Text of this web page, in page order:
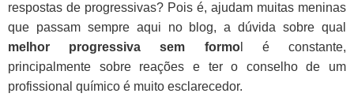
respostas de progressivas? Pois é, ajudam muitas meninas
que passam sempre aqui no blog, a dúvida sobre qual
melhor progressiva sem formol é constante,
principalmente sobre reações e ter o conselho de um
profissional químico é muito esclarecedor.